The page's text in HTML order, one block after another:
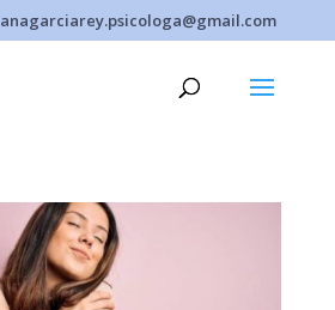
anagarciarey.psicologa@gmail.com